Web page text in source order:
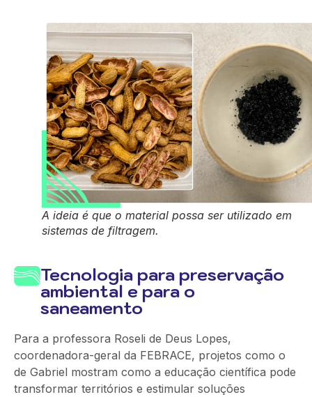
A ideia é que o material possa ser utilizado em
sistemas de filtragem.
Tecnologia para preservação
ambiental e para o
saneamento
Para a professora Roseli de Deus Lopes,
coordenadora-geral da FEBRACE, projetos como o
de Gabriel mostram como a educação científica pode
transformar territórios e estimular soluções